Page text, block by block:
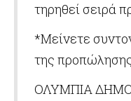
τηρηθεί σειρά
*Μείνετε
της
ΟΛΥΜΠΙΑ